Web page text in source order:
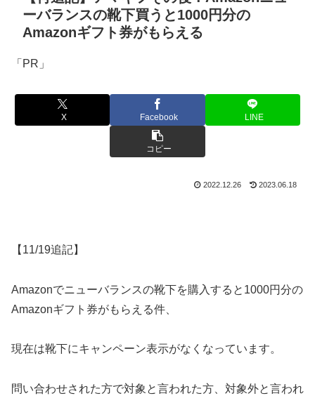
ーバランスの靴下買うと1000円分の
Amazonギフト券がもらえる
「PR」
X Facebook LINE
コピー
2022.12.26 2023.06.18
【11/19追記】
Amazonでニューバランスの靴下を購入すると1000円分の
Amazonギフト券がもらえる件、
現在は靴下にキャンペーン表示がなくなっています。
問い合わせされた方で対象と言われた方、対象外と言われ